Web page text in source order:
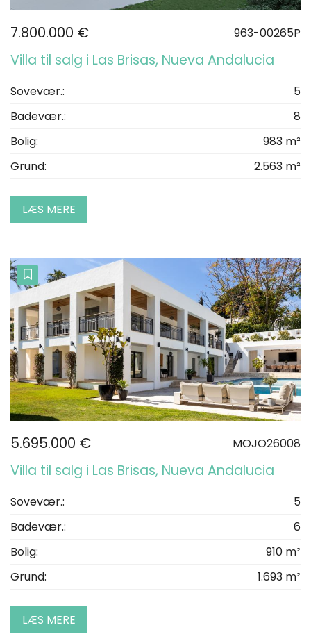
7.800.000 € 963-00265P
Villa til salg i Las Brisas, Nueva Andalucia
Sovevær.:
5
Badevær.:
8
Bolig:
983 m²
Grund:
2.563 m²
LÆS MERE
5.695.000 € MOJO26008
Villa til salg i Las Brisas, Nueva Andalucia
Sovevær.:
5
Badevær.:
6
Bolig:
910 m²
Grund:
1.693 m²
LÆS MERE